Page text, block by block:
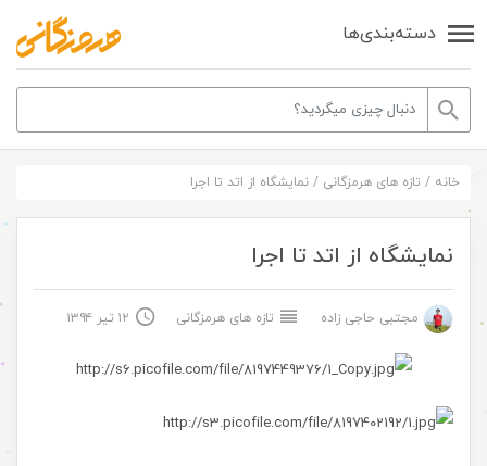
دسته‌بندی‌ها
خانه / تازه های هرمزگانی / نمایشگاه از اتد تا اجرا
نمایشگاه از اتد تا اجرا
مجتبی حاجی زاده تازه های هرمزگانی ۱۲ تیر ۱۳۹۴